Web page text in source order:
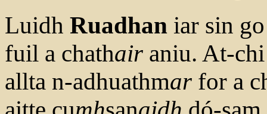
Luidh Ruadhan iar sin
fuil a chathair aniu. At-
allta n-adhuathmar for a